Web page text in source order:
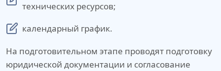
технических ресурсов;
календарный график.
На подготовительном этапе проводят подготовку
юридической документации и согласование